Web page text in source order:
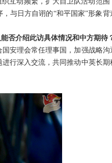
与日方自诩的“和平国家”形象背
否介绍此访具体情况和中方期待
安理会常任理事国，加强战略沟
行深入交流，共同推动中英长期